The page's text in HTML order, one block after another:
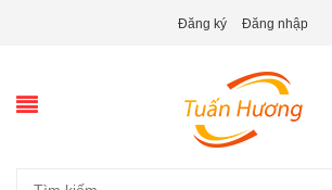
Đăng ký Đăng nhập